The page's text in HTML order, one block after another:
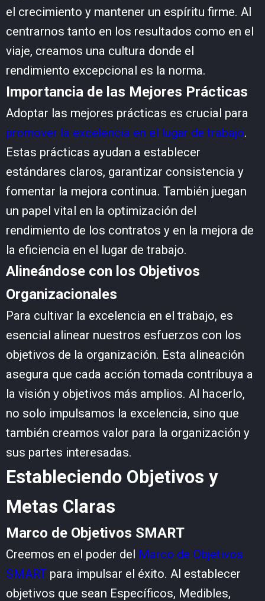
el crecimiento y mantener un espíritu firme. Al
centrarnos tanto en los resultados como en el
viaje, creamos una cultura donde el
rendimiento excepcional es la norma.
Importancia de las Mejores Prácticas
Adoptar las mejores prácticas es crucial para
promover la excelencia en el lugar de trabajo.
Estas prácticas ayudan a establecer
estándares claros, garantizar consistencia y
fomentar la mejora continua. También juegan
un papel vital en la optimización del
rendimiento de los contratos y en la mejora de
la eficiencia en el lugar de trabajo.
Alineándose con los Objetivos
Organizacionales
Para cultivar la excelencia en el trabajo, es
esencial alinear nuestros esfuerzos con los
objetivos de la organización. Esta alineación
asegura que cada acción tomada contribuya a
la visión y objetivos más amplios. Al hacerlo,
no solo impulsamos la excelencia, sino que
también creamos valor para la organización y
sus partes interesadas.
Estableciendo Objetivos y
Metas Claras
Marco de Objetivos SMART
Creemos en el poder del Marco de Objetivos
SMART para impulsar el éxito. Al establecer
objetivos que sean Específicos, Medibles,